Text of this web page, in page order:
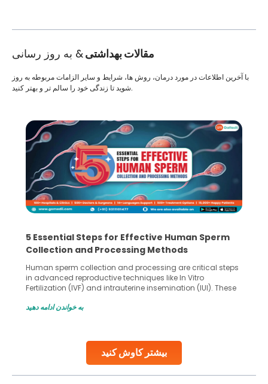
مقالات بهداشتی& به روز رسانی
بیشتر کاوش کنید
با آخرین اطلاعات در مورد درمان، روش ها، شرایط و سایر الزامات مربوطه به روز
شوید تا زندگی خود را سالم تر و بهتر کنید.
5 Essential Steps for Effective Human Sperm
Collection and Processing Methods
Human sperm collection and processing are critical steps
in advanced reproductive techniques like In Vitro
Fertilization (IVF) and intrauterine insemination (IUI). These
challenges and help couples achieve their dream of
collected, they process the
به خواندن ادامه دهید